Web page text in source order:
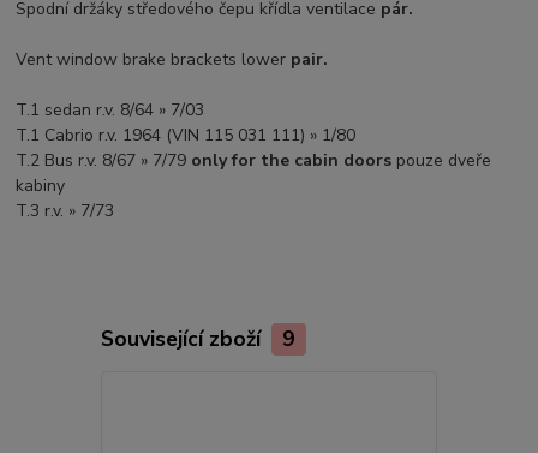
Spodní držáky středového čepu křídla ventilace pár.
Vent window brake brackets lower pair.
T.1 sedan r.v. 8/64 » 7/03
T.1 Cabrio r.v. 1964 (VIN 115 031 111) » 1/80
T.2 Bus r.v. 8/67 » 7/79 only for the cabin doors pouze dveře
kabiny
T.3 r.v. » 7/73
Související zboží 9